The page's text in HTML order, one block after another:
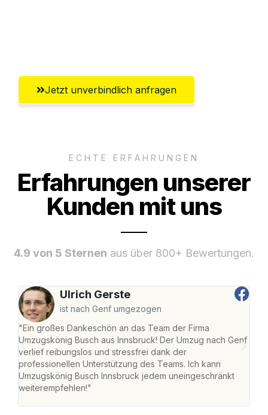
Jetzt unverbindlich anfragen
ECHTE ERFAHRUNGEN
Erfahrungen unserer
Kunden mit uns
4.9 von 5 Sternen aus über 800+ Bewertungen.
Ulrich Gerste
ist nach Genf umgezogen
"Ein großes Dankeschön an das Team der Firma
Umzugskönig Busch aus Innsbruck! Der Umzug nach Genf
verlief reibungslos und stressfrei dank der
professionellen Unterstützung des Teams. Ich kann
Umzugskönig Busch Innsbruck jedem uneingeschränkt
weiterempfehlen!"